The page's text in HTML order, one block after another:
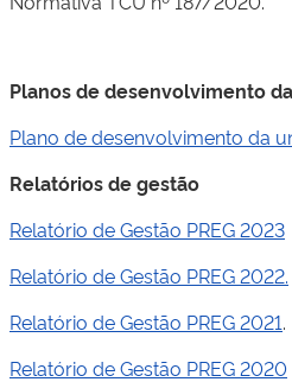
Planos de desenvolvimento
Plano de desenvolvimento da
Relatórios de gestão
Relatório de Gestão PREG 2023
Relatório de Gestão PREG 2022.
Relatório de Gestão PREG 2021.
Relatório de Gestão PREG 2020